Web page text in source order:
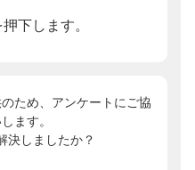
下します。
ため、アンケートにご協
ます。
決しましたか？